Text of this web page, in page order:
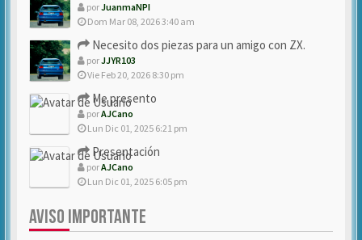
porJuanmaNPI
Dom Mar 08, 2026 3:40 am
Necesito dos piezas para un amigo con ZX.
porJJYR103
Vie Feb 20, 2026 8:30 pm
Me presento
porAJCano
Lun Dic 01, 2025 6:21 pm
Presentación
porAJCano
Lun Dic 01, 2025 6:05 pm
AVISO IMPORTANTE